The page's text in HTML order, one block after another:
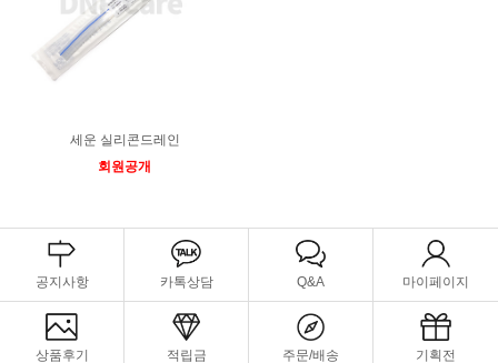
세운 실리콘드레인
회원공개
공지사항 카톡상담 Q&A 마이페이지
상품후기 적립금 주문/배송 기획전